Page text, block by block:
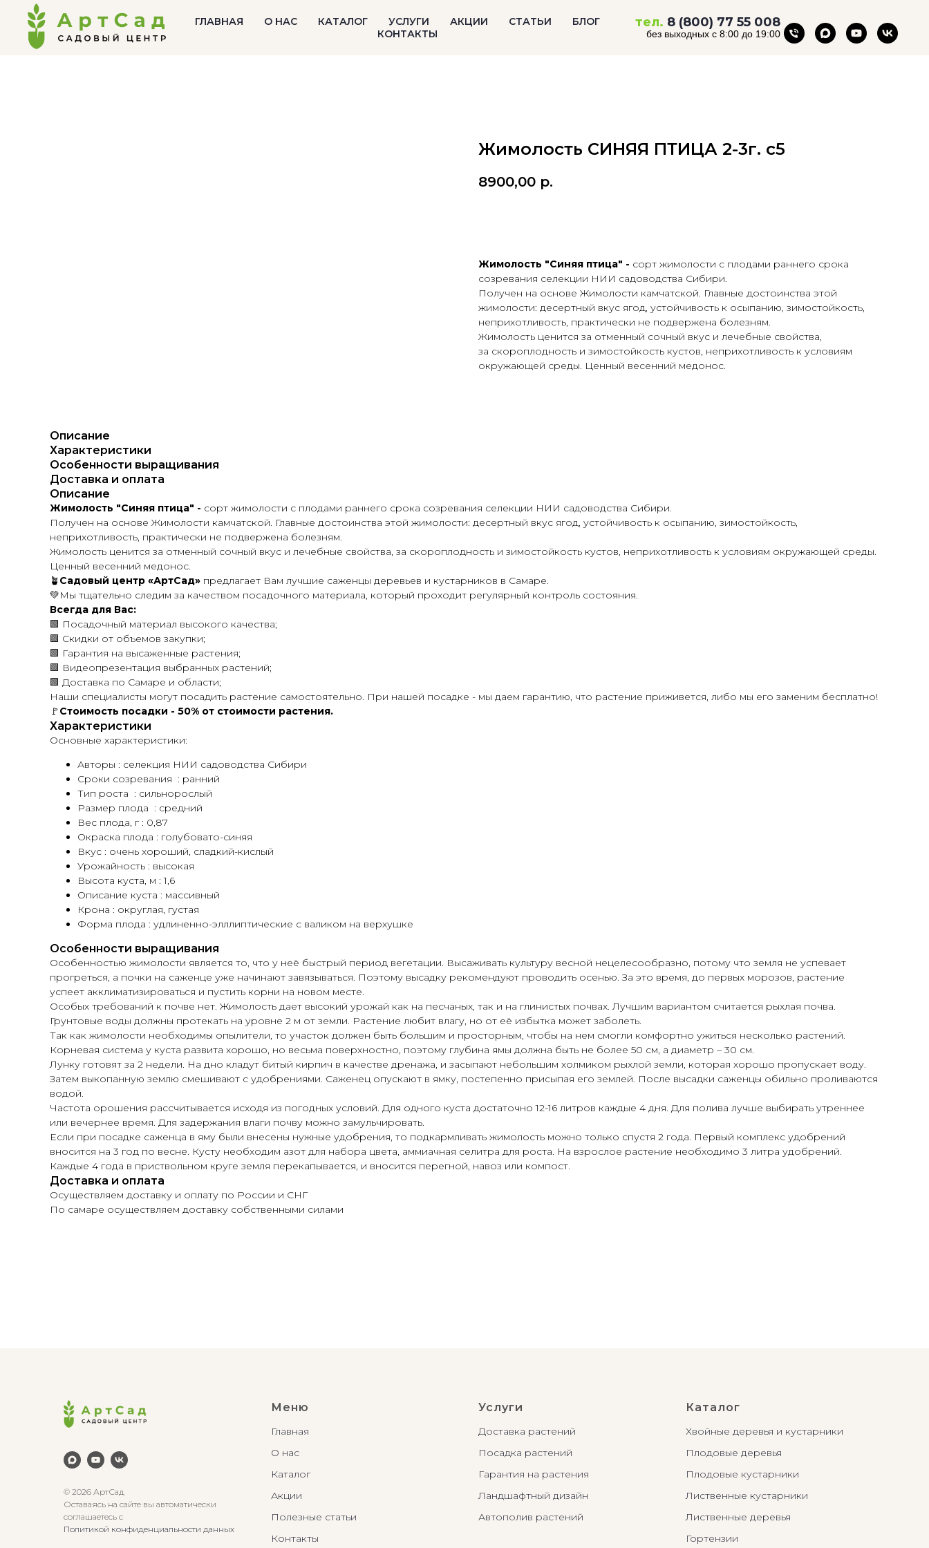
ГЛАВНАЯ О НАС КАТАЛОГ УСЛУГИ АКЦИИ СТАТЬИ
БЛОГ
КОНТАКТЫ
тел. 8 (800) 77 55 008
без выходных с 8:00 до 19:00
Жимолость СИНЯЯ ПТИЦА 2-3г. с5
8900,00 р.
Жимолость "Синяя птица" - сорт жимолости с плодами раннего срока
созревания селекции НИИ садоводства Сибири.
Получен на основе Жимолости камчатской. Главные достоинства этой
жимолости: десертный вкус ягод, устойчивость к осыпанию, зимостойкость,
неприхотливость, практически не подвержена болезням.
Жимолость ценится за отменный сочный вкус и лечебные свойства,
за скороплодность и зимостойкость кустов, неприхотливость к условиям
окружающей среды. Ценный весенний медонос.
Описание
Характеристики
Особенности выращивания
Доставка и оплата
Описание
Жимолость "Синяя птица" - сорт жимолости с плодами раннего срока созревания селекции НИИ садоводства Сибири.
Получен на основе Жимолости камчатской. Главные достоинства этой жимолости: десертный вкус ягод, устойчивость к осыпанию, зимостойкость,
неприхотливость, практически не подвержена болезням.
Жимолость ценится за отменный сочный вкус и лечебные свойства, за скороплодность и зимостойкость кустов, неприхотливость к условиям окружающей среды.
Ценный весенний медонос.
🪴 Садовый центр «АртСад» предлагает Вам лучшие саженцы деревьев и кустарников в Самаре.
💚Мы тщательно следим за качеством посадочного материала, который проходит регулярный контроль состояния.
Всегда для Вас:
🟩 Посадочный материал высокого качества;
🟩 Скидки от объемов закупки;
🟩 Гарантия на высаженные растения;
🟩 Видеопрезентация выбранных растений;
🟩 Доставка по Самаре и области;
Наши специалисты могут посадить растение самостоятельно. При нашей посадке - мы даем гарантию, что растение приживется, либо мы его заменим бесплатно!
🚩Стоимость посадки - 50% от стоимости растения.
Характеристики
Основные характеристики:
Авторы : селекция НИИ садоводства Сибири
Сроки созревания : ранний
Тип роста : сильнорослый
Размер плода : средний
Вес плода, г : 0,87
Окраска плода : голубовато-синяя
Вкус : очень хороший, сладкий-кислый
Урожайность : высокая
Высота куста, м : 1,6
Описание куста : массивный
Крона : округлая, густая
Форма плода : удлиненно-элллиптические с валиком на верхушке
Особенности выращивания
Особенностью жимолости является то, что у неё быстрый период вегетации. Высаживать культуру весной нецелесообразно, потому что земля не успевает
прогреться, а почки на саженце уже начинают завязываться. Поэтому высадку рекомендуют проводить осенью. За это время, до первых морозов, растение
успеет акклиматизироваться и пустить корни на новом месте.
Особых требований к почве нет. Жимолость дает высокий урожай как на песчаных, так и на глинистых почвах. Лучшим вариантом считается рыхлая почва.
Грунтовые воды должны протекать на уровне 2 м от земли. Растение любит влагу, но от её избытка может заболеть.
Так как жимолости необходимы опылители, то участок должен быть большим и просторным, чтобы на нем смогли комфортно ужиться несколько растений.
Корневая система у куста развита хорошо, но весьма поверхностно, поэтому глубина ямы должна быть не более 50 см, а диаметр – 30 см.
Лунку готовят за 2 недели. На дно кладут битый кирпич в качестве дренажа, и засыпают небольшим холмиком рыхлой земли, которая хорошо пропускает воду.
Затем выкопанную землю смешивают с удобрениями. Саженец опускают в ямку, постепенно присыпая его землей. После высадки саженцы обильно проливаются
водой.
Частота орошения рассчитывается исходя из погодных условий. Для одного куста достаточно 12-16 литров каждые 4 дня. Для полива лучше выбирать утреннее
или вечернее время. Для задержания влаги почву можно замульчировать.
Если при посадке саженца в яму были внесены нужные удобрения, то подкармливать жимолость можно только спустя 2 года. Первый комплекс удобрений
вносится на 3 год по весне. Кусту необходим азот для набора цвета, аммиачная селитра для роста. На взрослое растение необходимо 3 литра удобрений.
Каждые 4 года в приствольном круге земля перекапывается, и вносится перегной, навоз или компост.
Доставка и оплата
Осуществляем доставку и оплату по России и СНГ
По самаре осуществляем доставку собственными силами
© 2026 АртСад
Оставаясь на сайте вы автоматически
соглашаетесь с
Политикой конфиденциальности данных
Меню
Главная
О нас
Каталог
Акции
Полезные статьи
Контакты
Услуги
Доставка растений
Посадка растений
Гарантия на растения
Ландшафтный дизайн
Автополив растений
Каталог
Хвойные деревья и кустарники
Плодовые деревья
Плодовые кустарники
Лиственные кустарники
Лиственные деревья
Гортензии